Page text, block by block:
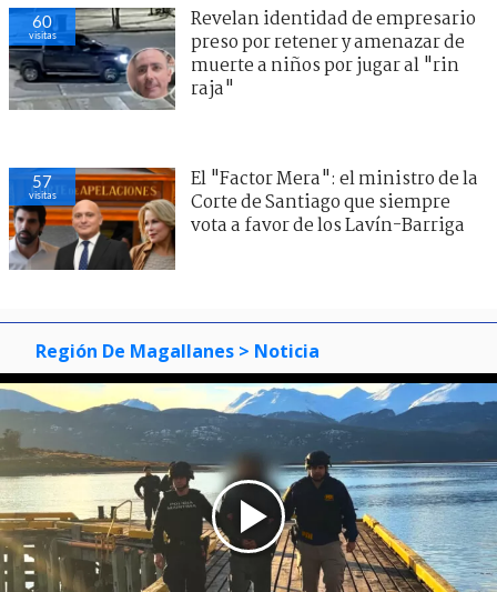
60
visitas
Revelan identidad de empresario
preso por retener y amenazar de
muerte a niños por jugar al "rin
raja"
57
visitas
El "Factor Mera": el ministro de la
Corte de Santiago que siempre
vota a favor de los Lavín-Barriga
Región De Magallanes > Noticia